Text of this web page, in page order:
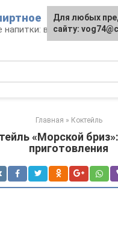
напитки: виды, рецепты,
Главная » Коктейль
«Морской
приготовления
Для любых
сайту: